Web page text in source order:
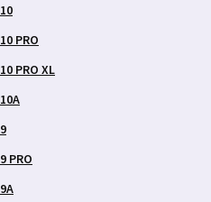
PRO
PRO XL
PRO